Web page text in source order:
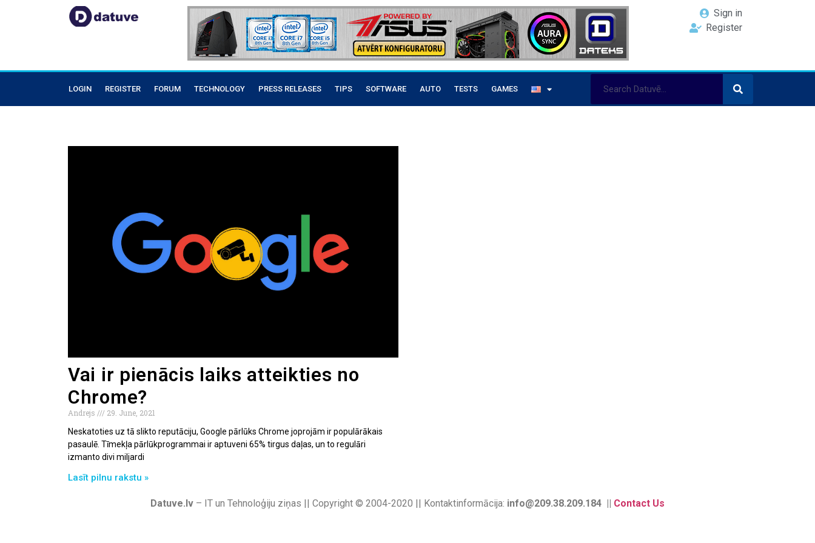
Sign in
Register
LOGIN REGISTER FORUM TECHNOLOGY PRESS RELEASES TIPS SOFTWARE AUTO TESTS GAMES
Vai ir pienācis laiks atteikties no
Chrome?
Andrejs
29. June, 2021
Neskatoties uz tā slikto reputāciju, Google pārlūks Chrome joprojām ir populārākais
pasaulē. Tīmekļa pārlūkprogrammai ir aptuveni 65% tirgus daļas, un to regulāri
izmanto divi miljardi
Lasīt pilnu rakstu »
Datuve.lv – IT un Tehnoloģiju ziņas || Copyright © 2004-2020 || Kontaktinformācija: info@209.38.209.184 || Contact Us